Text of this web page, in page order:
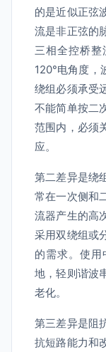
的是近似正弦
流是非正弦的
三相全控桥整
120°电角度，
绕组必须承受
不能简单按二
范围内，必须
应。
第二差异是绕
常在一次侧和
流器产生的高
采用双绕组或
的需求。使
地，轻则谐波
老化。
第三差异是阻
抗短路能力和